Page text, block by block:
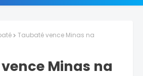
Taubaté vence Minas na
Minas na